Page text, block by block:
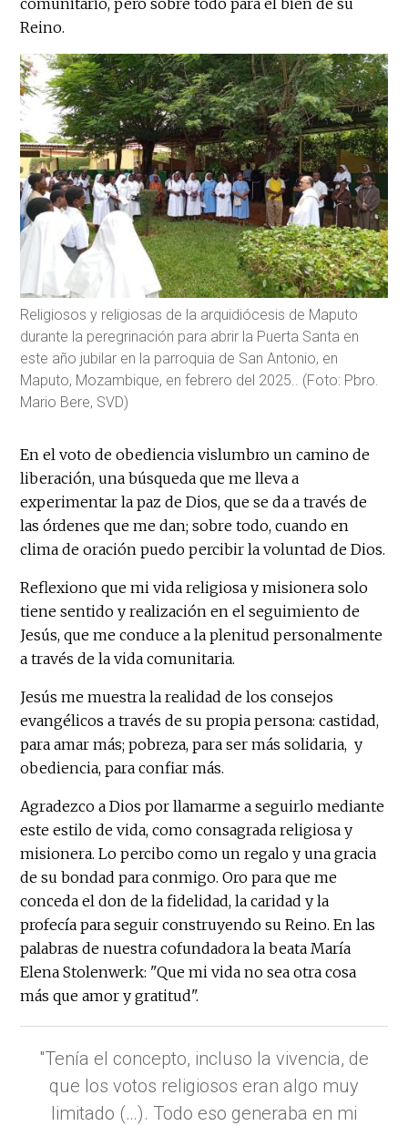
Reino.
Religiosos y religiosas de la arquidiócesis de Maputo
durante la peregrinación para abrir la Puerta Santa en
este año jubilar en la parroquia de San Antonio, en
Maputo, Mozambique, en febrero del 2025.. (Foto: Pbro.
Mario Bere, SVD)
En el voto de obediencia vislumbro un camino de
liberación, una búsqueda que me lleva a
experimentar la paz de Dios, que se da a través de
las órdenes que me dan; sobre todo, cuando en
clima de oración puedo percibir la voluntad de Dios.
Reflexiono que mi vida religiosa y misionera solo
tiene sentido y realización en el seguimiento de
Jesús, que me conduce a la plenitud personalmente
a través de la vida comunitaria.
Jesús me muestra la realidad de los consejos
evangélicos a través de su propia persona: castidad,
para amar más; pobreza, para ser más solidaria, y
obediencia, para confiar más.
Agradezco a Dios por llamarme a seguirlo mediante
este estilo de vida, como consagrada religiosa y
misionera. Lo percibo como un regalo y una gracia
de su bondad para conmigo. Oro para que me
conceda el don de la fidelidad, la caridad y la
profecía para seguir construyendo su Reino. En las
palabras de nuestra cofundadora la beata María
Elena Stolenwerk: "Que mi vida no sea otra cosa
más que amor y gratitud".
"Tenía el concepto, incluso la vivencia, de
que los votos religiosos eran algo muy
limitado (…). Todo eso generaba en mi